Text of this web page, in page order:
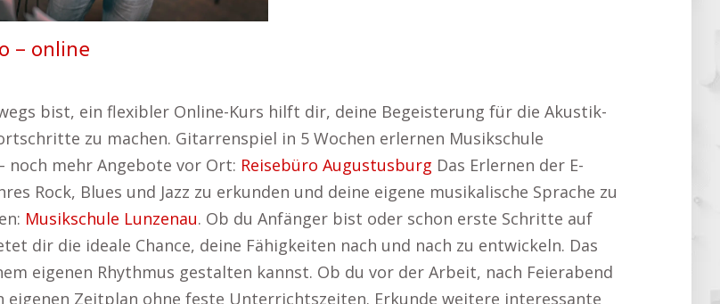
– online
bist, ein flexibler Online-Kurs hilft dir, deine Begeisterung für die Akustik-
zu machen. Gitarrenspiel in 5 Wochen erlernen Musikschule
noch mehr Angebote vor Ort: Reisebüro Augustusburg Das Erlernen der E-
Rock, Blues und Jazz zu erkunden und deine eigene musikalische Sprache zu
Musikschule Lunzenau. Ob du Anfänger bist oder schon erste Schritte auf
dir die ideale Chance, deine Fähigkeiten nach und nach zu entwickeln. Das
eigenen Rhythmus gestalten kannst. Ob du vor der Arbeit, nach Feierabend
Zeitplan ohne feste Unterrichtszeiten. Erkunde weitere interessante